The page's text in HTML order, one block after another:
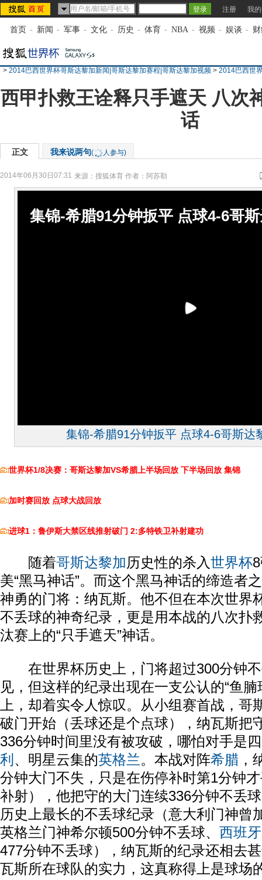
注册 我
首页 - 新闻 - 军事 - 文化 - 历史 - 体育 - NBA - 视频 - 娱谈 -
> 2014巴西世界杯哥斯达黎加新闻|哥斯达黎加赛程|哥斯达黎加视频 > 2014巴西世
西甲扑救王诠释只手遮天 八次
话
正文 我来说两句( 人参与)
2014年06月30日07:31 来源： 搜狐体育 作者：阿苏勒
集锦-希腊91分钟扳平 点球4-6哥
集锦-希腊91分钟扳平 点球4-6哥斯达
世界杯1/8决赛：哥斯达黎加VS希腊上半场回放 下半场回放 集锦
加时赛回放 点球大战回放
进球1：鲁伊斯大禁区线推射破门 2:多特铁卫补射建功
随着哥斯达黎加历史性的杀入世界杯
美“黑马神话”。而这个黑马神话的缔造者
神勇的门将：纳瓦斯。他不但在本次世界
不丢球的神奇纪录，更是用本战的八次扑
汰赛上的“只手遮天”神话。
在世界杯历史上，门将超过300分钟不
见，但这样的纪录出现在一支公认的“鱼
上，却着实令人惊叹。从小组赛首战，哥
破门开始（丢球还是个点球），纳瓦斯把
336分钟时间里没有被攻破，哪怕对手是
利 、明星云集的英格兰。本战对阵希腊 ，
分钟大门不失，只是在伤停补时第1分钟
补射），他把守的大门连续336分钟不丢
历史上最长的不丢球纪录（意大利门神曾
英格兰门神希尔顿500分钟不丢球、 西班牙
477分钟不丢球），纳瓦斯的纪录还相去
瓦斯所在球队的实力，这真称得上是球场